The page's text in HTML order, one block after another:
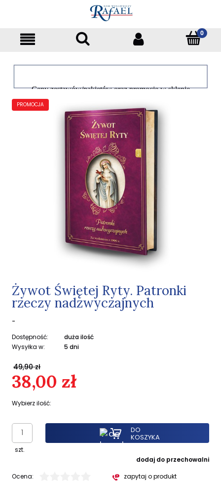
Ceny zestawów/pakietów oraz promocje w sklepie
dotyczą tylko klientów indywidualnych
PROMOCJA
Żywot Świętej Ryty. Patronki
rzeczy nadzwyczajnych
-
Dostępność:
duża ilość
Wysyłka w:
5 dni
38,00 zł
Wybierz ilość:
49,90 zł
szt.
DO
KOSZYKA
dodaj do przechowalni
Ocena:
zapytaj o produkt